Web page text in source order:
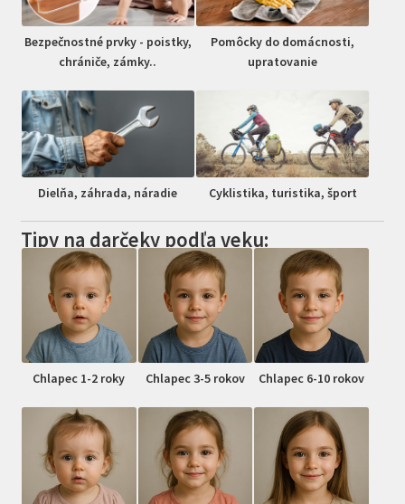
Bezpečnostné prvky - poistky,
chrániče, zámky..
Pomôcky do domácnosti,
upratovanie
Dielňa, záhrada, náradie Cyklistika, turistika, šport
Tipy na darčeky podľa veku:
Chlapec 1-2 roky Chlapec 3-5 rokov Chlapec 6-10 rokov